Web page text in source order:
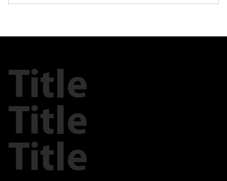
Title
Title
Title